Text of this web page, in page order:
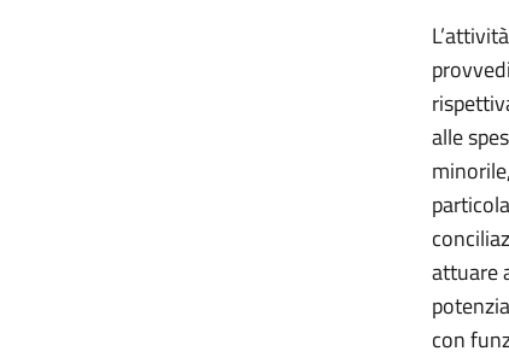
alle
attuare
con